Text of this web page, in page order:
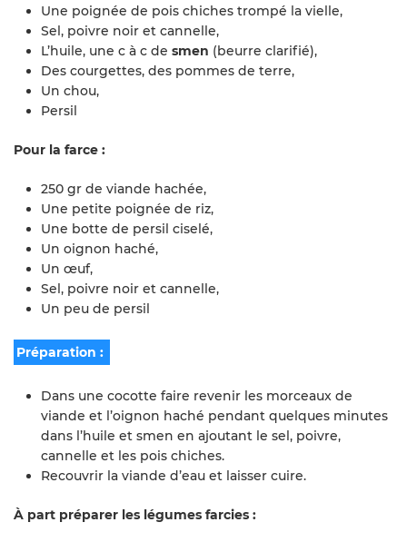
Une poignée de pois chiches trompé la vielle,
Sel, poivre noir et cannelle,
L’huile, une c à c de smen (beurre clarifié),
Des courgettes, des pommes de terre,
Un chou,
Persil
Pour la farce :
250 gr de viande hachée,
Une petite poignée de riz,
Une botte de persil ciselé,
Un oignon haché,
Un œuf,
Sel, poivre noir et cannelle,
Un peu de persil
Préparation :
Dans une cocotte faire revenir les morceaux de
viande et l’oignon haché pendant quelques minutes
dans l’huile et smen en ajoutant le sel, poivre,
cannelle et les pois chiches.
Recouvrir la viande d’eau et laisser cuire.
À part préparer les légumes farcies :